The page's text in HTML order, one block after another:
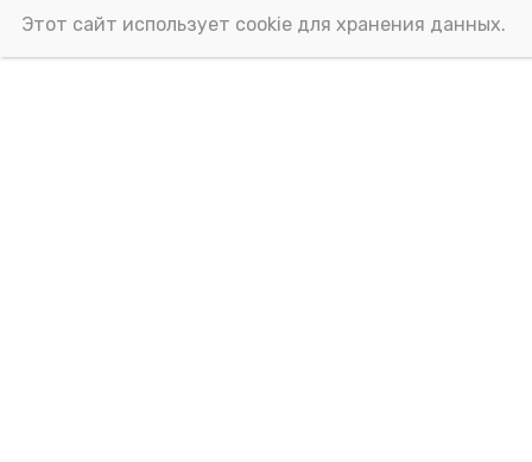
Соглашение об использовании Cookie-файлов
Этот сайт использует cookie для хранения данных.